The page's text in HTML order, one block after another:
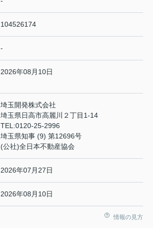
104526174
-
2026年08月10日
埼玉開発株式会社
埼玉県日高市高麗川２丁目1-14
TEL:0120-25-2996
埼玉県知事 (9) 第12696号
(公社)全日本不動産協会
2026年07月27日
2026年08月10日
情報の見方